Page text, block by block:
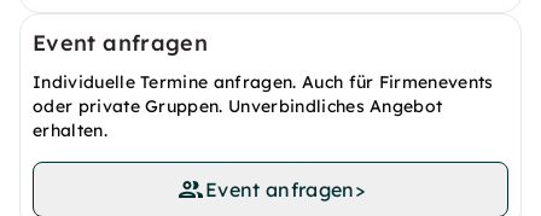
Event anfragen
Individuelle Termine anfragen. Auch für Firmenevents
oder private Gruppen. Unverbindliches Angebot
erhalten.
Event anfragen>